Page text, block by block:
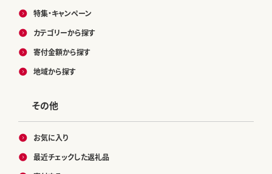
特集・キャンペーン
カテゴリーから探す
寄付金額から探す
地域から探す
その他
お気に入り
最近チェックした返礼品